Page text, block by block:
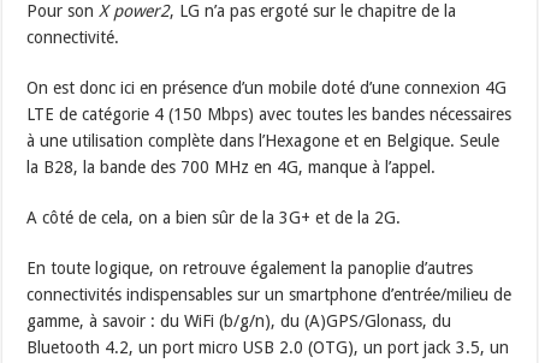
Pour son X power2, LG n’a pas ergoté sur le chapitre de la
connectivité.
On est donc ici en présence d’un mobile doté d’une connexion 4G
LTE de catégorie 4 (150 Mbps) avec toutes les bandes nécessaires
à une utilisation complète dans l’Hexagone et en Belgique. Seule
la B28, la bande des 700 MHz en 4G, manque à l’appel.
A côté de cela, on a bien sûr de la 3G+ et de la 2G.
En toute logique, on retrouve également la panoplie d’autres
connectivités indispensables sur un smartphone d’entrée/milieu de
gamme, à savoir : du WiFi (b/g/n), du (A)GPS/Glonass, du
Bluetooth 4.2, un port micro USB 2.0 (OTG), un port jack 3.5, un